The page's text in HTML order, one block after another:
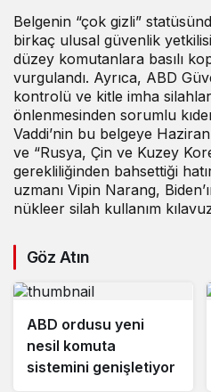
Belgenin “çok gizli”
birkaç ulusal güvenlik
düzey komutanlara basılı
vurgulandı. Ayrıca, ABD
kontrolü ve kitle imha
önlenmesinden sorumlu
Vaddi’nin bu belgeye
ve “Rusya, Çin ve Kuzey
gerekliliğinden bahsettiği
uzmanı Vipin Narang,
nükleer silah kullanım
Göz Atın
ABD ordusu yeni
nesil komuta
sistemini genişletiyor